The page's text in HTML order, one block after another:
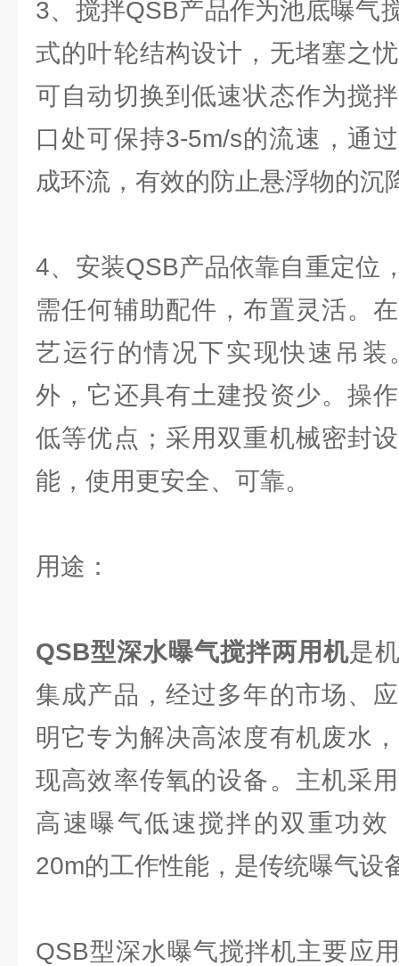
3、搅拌QSB产品作为池底曝气
式的叶轮结构设计，无堵塞之
可自动切换到低速状态作为搅
口处可保持3-5m/s的流速，通
成环流，有效的防止悬浮物的沉
4、安装QSB产品依靠自重定位
需任何辅助配件，布置灵活。
艺运行的情况下实现快速吊装
外，它还具有土建投资少。操
低等优点；采用双重机械密封
能，使用更安全、可靠。
用途：
QSB型深水曝气搅拌两用机是
集成产品，经过多年的市场、
明它专为解决高浓度有机废水
现高效率传氧的设备。主机采
高速曝气低速搅拌的双重功
20m的工作性能，是传统曝气设
QSB型深水曝气搅拌机主要应